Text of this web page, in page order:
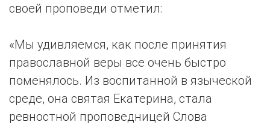
своей проповеди отметил:
«Мы удивляемся, как после принятия
православной веры все очень быстро
поменялось. Из воспитанной в языческой
среде, она святая Екатерина, стала
ревностной проповедницей Слова